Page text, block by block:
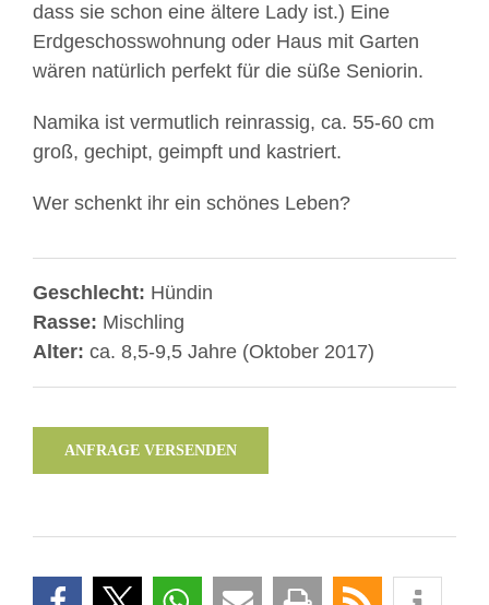
dass sie schon eine ältere Lady ist.) Eine
Erdgeschosswohnung oder Haus mit Garten
wären natürlich perfekt für die süße Seniorin.
Namika ist vermutlich reinrassig, ca. 55-60 cm
groß, gechipt, geimpft und kastriert.
Wer schenkt ihr ein schönes Leben?
Geschlecht: Hündin
Rasse: Mischling
Alter: ca. 8,5-9,5 Jahre (Oktober 2017)
ANFRAGE VERSENDEN